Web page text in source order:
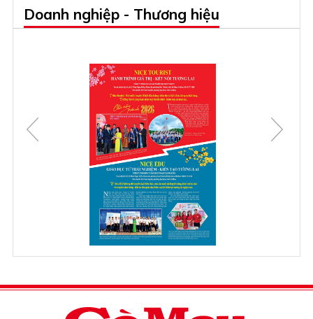
Doanh nghiệp - Thương hiệu